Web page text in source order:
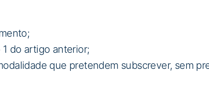
do artigo anterior;
que pretendem subscrever, sem